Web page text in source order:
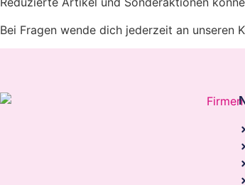
Bei Fragen wende dich jederzeit an unseren